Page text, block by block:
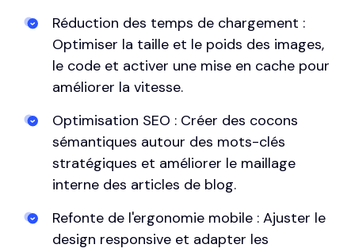
Réduction des temps de chargement :
Optimiser la taille et le poids des images,
le code et activer une mise en cache pour
améliorer la vitesse.
Optimisation SEO : Créer des cocons
sémantiques autour des mots-clés
stratégiques et améliorer le maillage
interne des articles de blog.
Refonte de l'ergonomie mobile : Ajuster le
design responsive et adapter les